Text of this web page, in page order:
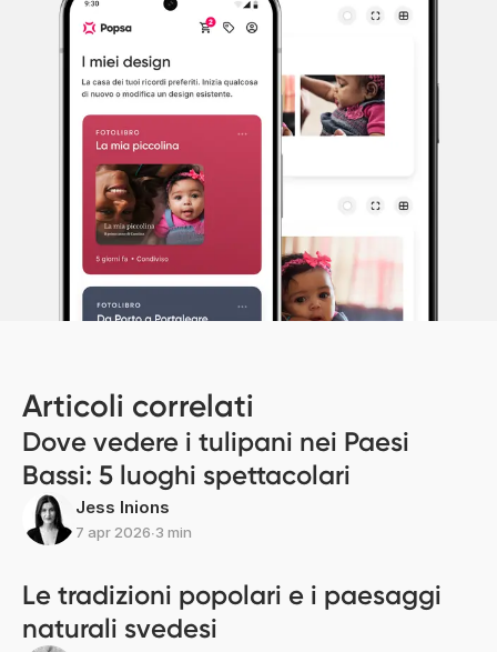
Articoli correlati
Dove vedere i tulipani nei Paesi
Bassi: 5 luoghi spettacolari
Jess Inions
7 apr 2026∙3 min
Le tradizioni popolari e i paesaggi
naturali svedesi